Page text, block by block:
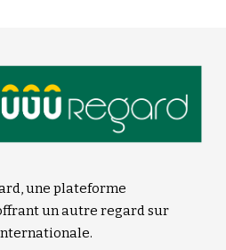
une plateforme
un autre regard sur